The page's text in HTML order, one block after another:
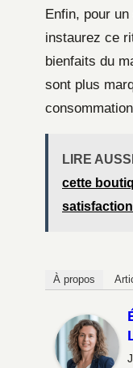
Enfin, pour
instaurez ce
bienfaits du
sont plus
LIRE AUSSI
cette
À propos